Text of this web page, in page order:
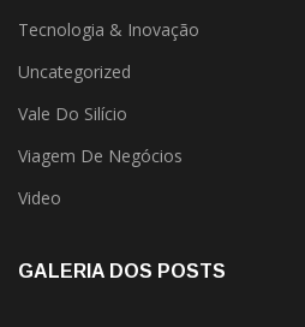
Tecnologia & Inovação
Uncategorized
Vale Do Silício
Viagem De Negócios
Video
GALERIA DOS POSTS